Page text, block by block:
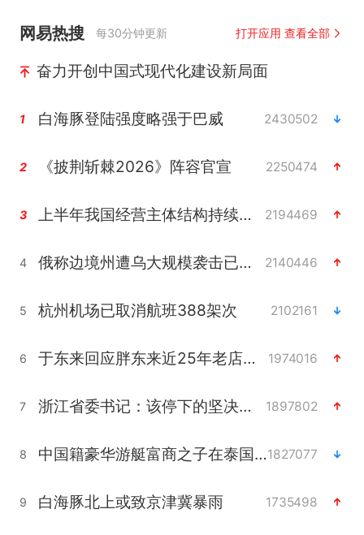
网易热搜 每30分钟更新 打开应用 查看全部
奋力开创中国式现代化建设新局面
1 白海豚登陆强度略强于巴威 2430502
2 《披荆斩棘2026》阵容官宣 2250474
3 上半年我国经营主体结构持续优化 2194469
4 俄称边境州遭乌大规模袭击已致13伤 2140446
5 杭州机场已取消航班388架次 2102161
6 于东来回应胖东来近25年老店年底关闭 1974016
7 浙江省委书记：该停下的坚决停下来 1897802
8 中国籍豪华游艇富商之子在泰国被杀1827077
9 白海豚北上或致京津冀暴雨 1735498